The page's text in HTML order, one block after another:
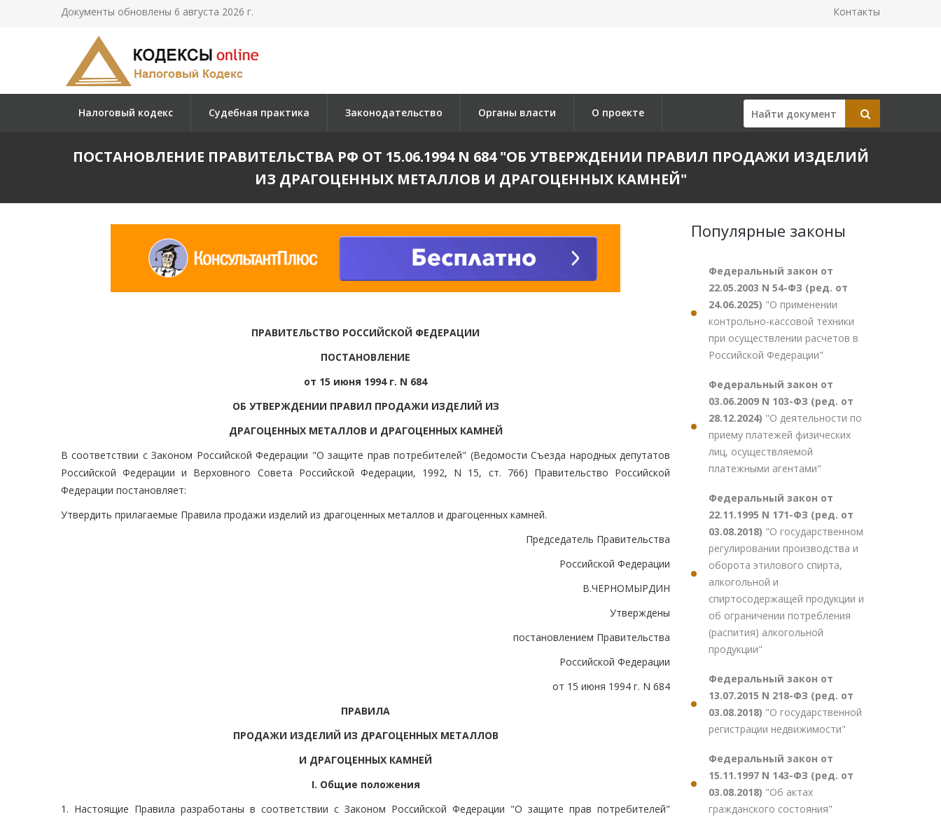
Документы обновлены 6 августа 2026 г. Контакты
Налоговый кодекс Судебная практика Законодательство Органы власти О проекте
ПОСТАНОВЛЕНИЕ ПРАВИТЕЛЬСТВА РФ ОТ 15.06.1994 N 684 "ОБ УТВЕРЖДЕНИИ ПРАВИЛ ПРОДАЖИ ИЗДЕЛИЙ
ИЗ ДРАГОЦЕННЫХ МЕТАЛЛОВ И ДРАГОЦЕННЫХ КАМНЕЙ"
ПРАВИТЕЛЬСТВО РОССИЙСКОЙ ФЕДЕРАЦИИ
ПОСТАНОВЛЕНИЕ
от 15 июня 1994 г. N 684
ОБ УТВЕРЖДЕНИИ ПРАВИЛ ПРОДАЖИ ИЗДЕЛИЙ ИЗ
ДРАГОЦЕННЫХ МЕТАЛЛОВ И ДРАГОЦЕННЫХ КАМНЕЙ
В соответствии с Законом Российской Федерации "О защите прав потребителей" (Ведомости Съезда народных депутатов
Российской Федерации и Верховного Совета Российской Федерации, 1992, N 15, ст. 766) Правительство Российской
Федерации постановляет:
Утвердить прилагаемые Правила продажи изделий из драгоценных металлов и драгоценных камней.
Председатель Правительства
Российской Федерации
В.ЧЕРНОМЫРДИН
Утверждены
постановлением Правительства
Российской Федерации
от 15 июня 1994 г. N 684
ПРАВИЛА
ПРОДАЖИ ИЗДЕЛИЙ ИЗ ДРАГОЦЕННЫХ МЕТАЛЛОВ
И ДРАГОЦЕННЫХ КАМНЕЙ
I. Общие положения
1. Настоящие Правила разработаны в соответствии с Законом Российской Федерации "О защите прав потребителей"
Популярные законы
Федеральный закон от
22.05.2003 N 54-ФЗ (ред. от
24.06.2025) "О применении
контрольно-кассовой техники
при осуществлении расчетов в
Российской Федерации"
Федеральный закон от
03.06.2009 N 103-ФЗ (ред. от
28.12.2024) "О деятельности по
приему платежей физических
лиц, осуществляемой
платежными агентами"
Федеральный закон от
22.11.1995 N 171-ФЗ (ред. от
03.08.2018) "О государственном
регулировании производства и
оборота этилового спирта,
алкогольной и
спиртосодержащей продукции и
об ограничении потребления
(распития) алкогольной
продукции"
Федеральный закон от
13.07.2015 N 218-ФЗ (ред. от
03.08.2018) "О государственной
регистрации недвижимости"
Федеральный закон от
15.11.1997 N 143-ФЗ (ред. от
03.08.2018) "Об актах
гражданского состояния"